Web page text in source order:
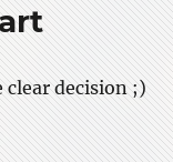
decision ;)